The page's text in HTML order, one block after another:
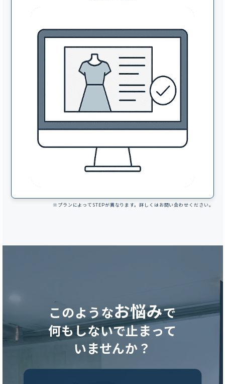
※プランによってSTEPが異なります。詳しくはお問い合わせください。
このようなお悩みで
何もしないで止まって
いませんか？